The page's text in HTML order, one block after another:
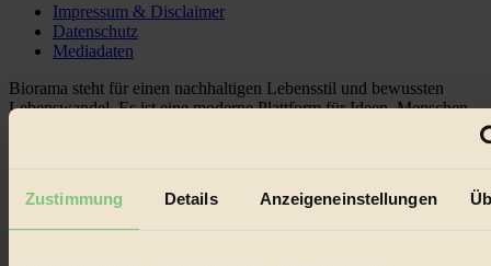
Zustimmung Details Anzeigeneinstellungen
Impressum & Disclaimer
Datenschutz
Mediadaten
Biorama steht für einen nachhaltigen Lebensstil und bewussten
Lebenswandel. Es ist eine moderne Plattform für Ideen, Menschen
alternativer Energien.
Social Media